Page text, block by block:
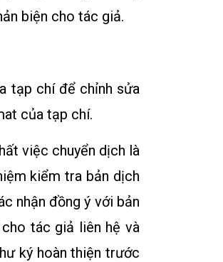
biện cho tác giả.
tạp chí để chỉnh sửa
của tạp chí.
việc chuyển dịch là
kiểm tra bản dịch
nhận đồng ý với bản
tác giả liên hệ và
ký hoàn thiện trước